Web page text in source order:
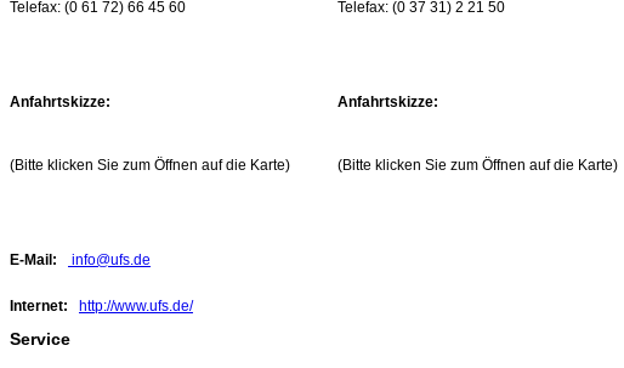
Telefax: (0 61 72) 66 45 60
Telefax: (0 37 31) 2 21 50
Anfahrtskizze:
(Bitte klicken Sie zum Öffnen auf die Karte)
Anfahrtskizze:
(Bitte klicken Sie zum Öffnen auf die Karte)
E-Mail: info@ufs.de
Internet: http://www.ufs.de/
Service